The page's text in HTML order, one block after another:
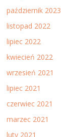
październik 2023
listopad 2022
lipiec 2022
kwiecień 2022
wrzesień 2021
lipiec 2021
czerwiec 2021
marzec 2021
luty 2021